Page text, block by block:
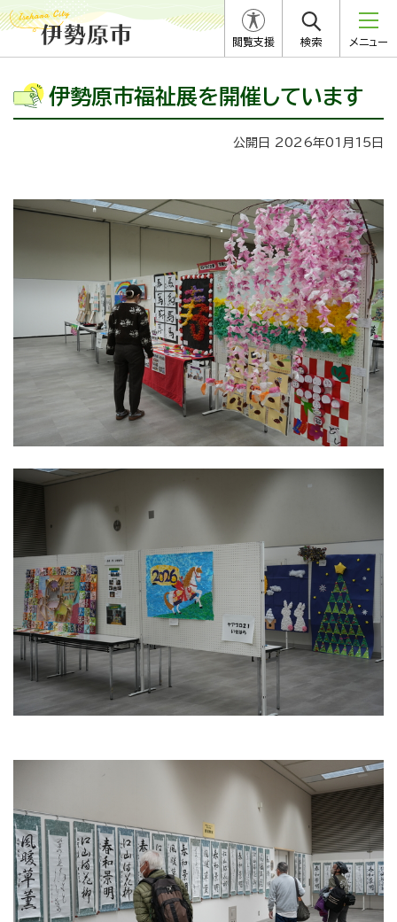
閲覧支援 検索 メニュー
伊勢原市福祉展を開催しています
公開日 2026年01月15日